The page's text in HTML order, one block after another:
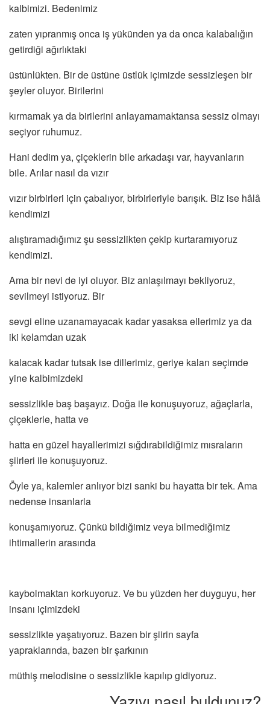
kalbimizi. Bedenimiz
zaten yıpranmış onca iş yükünden ya da onca kalabalığın
getirdiği ağırlıktaki
üstünlükten. Bir de üstüne üstlük içimizde sessizleşen bir
şeyler oluyor. Birilerini
kırmamak ya da birilerini anlayamamaktansa sessiz olmayı
seçiyor ruhumuz.
Hani dedim ya, çiçeklerin bile arkadaşı var, hayvanların
bile. Arılar nasıl da vızır
vızır birbirleri için çabalıyor, birbirleriyle barışık. Biz ise hâlâ
kendimizi
alıştıramadığımız şu sessizlikten çekip kurtaramıyoruz
kendimizi.
Ama bir nevi de iyi oluyor. Biz anlaşılmayı bekliyoruz,
sevilmeyi istiyoruz. Bir
sevgi eline uzanamayacak kadar yasaksa ellerimiz ya da
iki kelamdan uzak
kalacak kadar tutsak ise dillerimiz, geriye kalan seçimde
yine kalbimizdeki
sessizlikle baş başayız. Doğa ile konuşuyoruz, ağaçlarla,
çiçeklerle, hatta ve
hatta en güzel hayallerimizi sığdırabildiğimiz mısraların
şiirleri ile konuşuyoruz.
Öyle ya, kalemler anlıyor bizi sanki bu hayatta bir tek. Ama
nedense insanlarla
konuşamıyoruz. Çünkü bildiğimiz veya bilmediğimiz
ihtimallerin arasında
kaybolmaktan korkuyoruz. Ve bu yüzden her duyguyu, her
insanı içimizdeki
sessizlikte yaşatıyoruz. Bazen bir şiirin sayfa
yapraklarında, bazen bir şarkının
müthiş melodisine o sessizlikle kapılıp gidiyoruz.